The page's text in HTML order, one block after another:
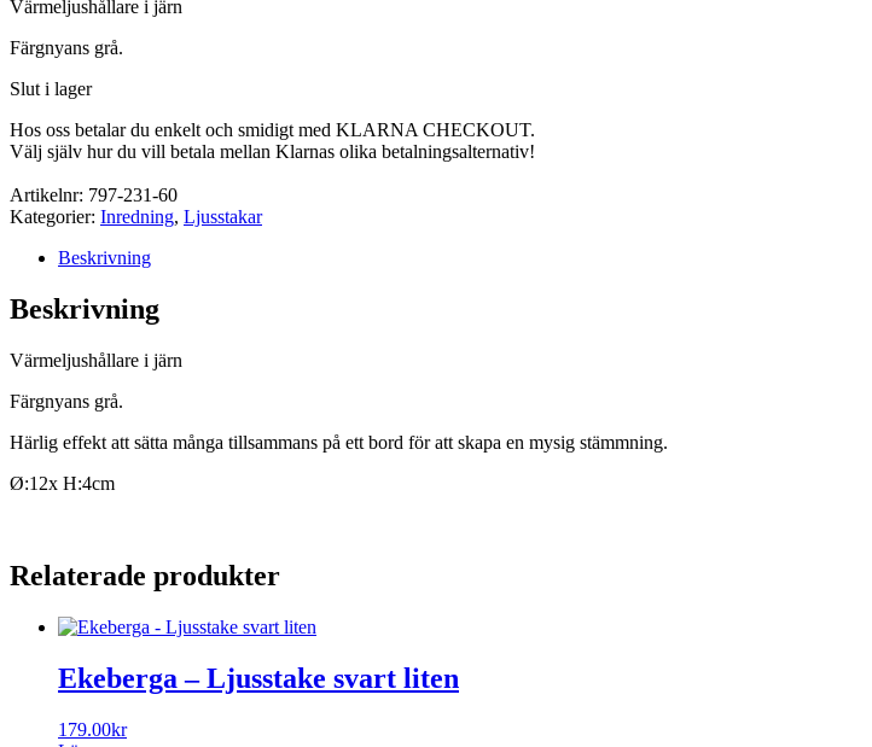
Värmeljushållare i järn
Färgnyans grå.
Slut i lager
Hos oss betalar du enkelt och smidigt med KLARNA CHECKOUT.
Välj själv hur du vill betala mellan Klarnas olika betalningsalternativ!
Artikelnr: 797-231-60
Kategorier: Inredning, Ljusstakar
Beskrivning
Beskrivning
Värmeljushållare i järn
Färgnyans grå.
Härlig effekt att sätta många tillsammans på ett bord för att skapa en mysig stämmning.
Ø:12x H:4cm
Relaterade produkter
Ekeberga – Ljusstake svart liten
179.00kr